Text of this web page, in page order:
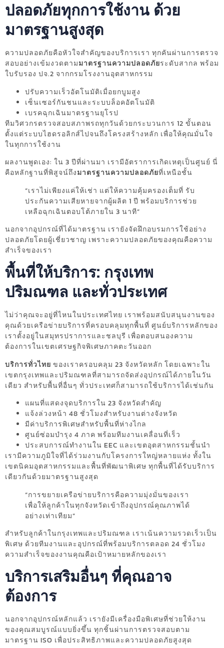
ปลอดภัยทุกการใช้งาน ด้วย
มาตรฐานสูงสุด
ความปลอดภัยคือหัวใจสำคัญของบริการเรา ทุกคันผ่านการตรวจ
สอบอย่างเข้มงวดตามมาตรฐานความปลอดภัยระดับสากล พร้อม
ใบรับรอง ปจ.2 จากกรมโรงงานอุตสาหกรรม
ปรับความเร็วอัตโนมัติเมื่อยกบูมสูง
เซ็นเซอร์กันชนและระบบล็อคอัตโนมัติ
เบรคฉุกเฉินมาตรฐานยุโรป
ทีมวิศวกรตรวจสอบสภาพรถทุกวันด้วยกระบวนการ 12 ขั้นตอน
ตั้งแต่ระบบไฮดรอลิกส์ไปจนถึงโครงสร้างหลัก เพื่อให้คุณมั่นใจ
ในทุกการใช้งาน
ผลงานพูดเอง: ใน 3 ปีที่ผ่านมา เรามีอัตราการเกิดเหตุเป็นศูนย์ นี่
คือหลักฐานที่พิสูจน์ถึงมาตรฐานความปลอดภัยที่เหนือชั้น
“เราไม่เพียงแค่ให้เช่า แต่ให้ความคุ้มครองเต็มที่ รับ
ประกันความเสียหายจากผู้ผลิต 1 ปี พร้อมบริการช่วย
เหลือฉุกเฉินตอบโต้ภายใน 3 นาที”
นอกจากอุปกรณ์ที่ได้มาตรฐาน เรายังจัดฝึกอบรมการใช้อย่าง
ปลอดภัยโดยผู้เชี่ยวชาญ เพราะความปลอดภัยของคุณคือความ
สำเร็จของเรา
พื้นที่ให้บริการ: กรุงเทพ
ปริมณฑล และทั่วประเทศ
ไม่ว่าคุณจะอยู่ที่ไหนในประเทศไทย เราพร้อมสนับสนุนงานของ
คุณด้วยเครือข่ายบริการที่ครอบคลุมทุกพื้นที่ ศูนย์บริการหลักของ
เราตั้งอยู่ในสมุทรปราการและชลบุรี เพื่อตอบสนองความ
ต้องการในเขตเศรษฐกิจพิเศษภาคตะวันออก
บริการทั่วไทย ของเราครอบคลุม 23 จังหวัดหลัก โดยเฉพาะใน
เขตกรุงเทพและปริมณฑลที่สามารถจัดส่งอุปกรณ์ได้ภายในวัน
เดียว สำหรับพื้นที่อื่นๆ ทั่วประเทศก็สามารถใช้บริการได้เช่นกัน
แผนที่แสดงจุดบริการใน 23 จังหวัดสำคัญ
แจ้งล่วงหน้า 48 ชั่วโมงสำหรับงานต่างจังหวัด
มีค่าบริการพิเศษสำหรับพื้นที่ห่างไกล
ศูนย์ซ่อมบำรุง 4 ภาค พร้อมทีมงานเคลื่อนที่เร็ว
ประสบการณ์ทำงานใน EEC และเขตอุตสาหกรรมชั้นนำ
เรามีความภูมิใจที่ได้ร่วมงานกับโครงการใหญ่หลายแห่ง ทั้งใน
เขตนิคมอุตสาหกรรมและพื้นที่พัฒนาพิเศษ ทุกพื้นที่ได้รับบริการ
เดียวกันด้วยมาตรฐานสูงสุด
“การขยายเครือข่ายบริการคือความมุ่งมั่นของเรา
เพื่อให้ลูกค้าในทุกจังหวัดเข้าถึงอุปกรณ์คุณภาพได้
อย่างเท่าเทียม”
สำหรับลูกค้าในกรุงเทพและปริมณฑล เราเน้นความรวดเร็วเป็น
พิเศษ ด้วยทีมงานและอุปกรณ์ที่พร้อมบริการตลอด 24 ชั่วโมง
ความสำเร็จของงานคุณคือเป้าหมายหลักของเรา
บริการเสริมอื่นๆ ที่คุณอาจ
ต้องการ
นอกจากอุปกรณ์หลักแล้ว เรายังมีเครื่องมือพิเศษที่ช่วยให้งาน
ของคุณสมบูรณ์แบบยิ่งขึ้น ทุกชิ้นผ่านการตรวจสอบตาม
มาตรฐาน ISO เพื่อประสิทธิภาพและความปลอดภัยสูงสุด